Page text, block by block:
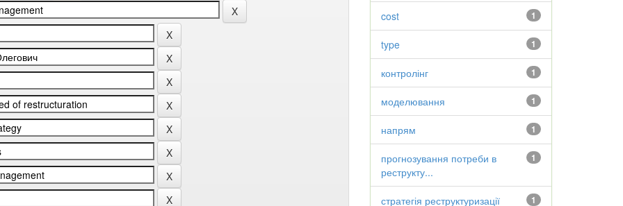
1
cost
1
type
1
контролінг
1
моделювання
1
напрям
1
прогнозування потреби в
реструкту...
1
стратегія реструктуризації